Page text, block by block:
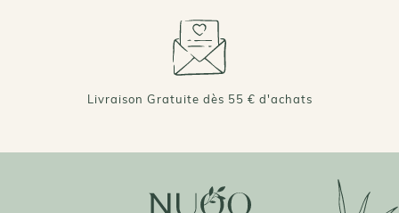
Livraison Gratuite dès 55 € d'achats